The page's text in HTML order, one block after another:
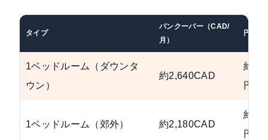
タイプ
バンクーバー（CAD/
月）
円換算
1ベッドルーム（ダウンタ
ウン）
約2,640CAD
約
円
1ベッドルーム（郊外） 約2,180CAD
約
円